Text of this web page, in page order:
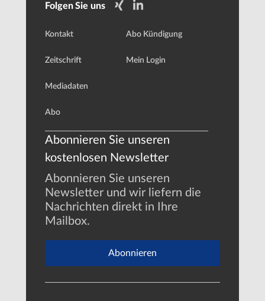
Folgen Sie uns
Kontakt
Zeitschrift
Mediadaten
Abo
Abo Kündigung
Mein Login
Abonnieren Sie unseren
kostenlosen Newsletter
Abonnieren Sie unseren
Newsletter und wir liefern die
Nachrichten direkt in Ihre
Mailbox.
Abonnieren